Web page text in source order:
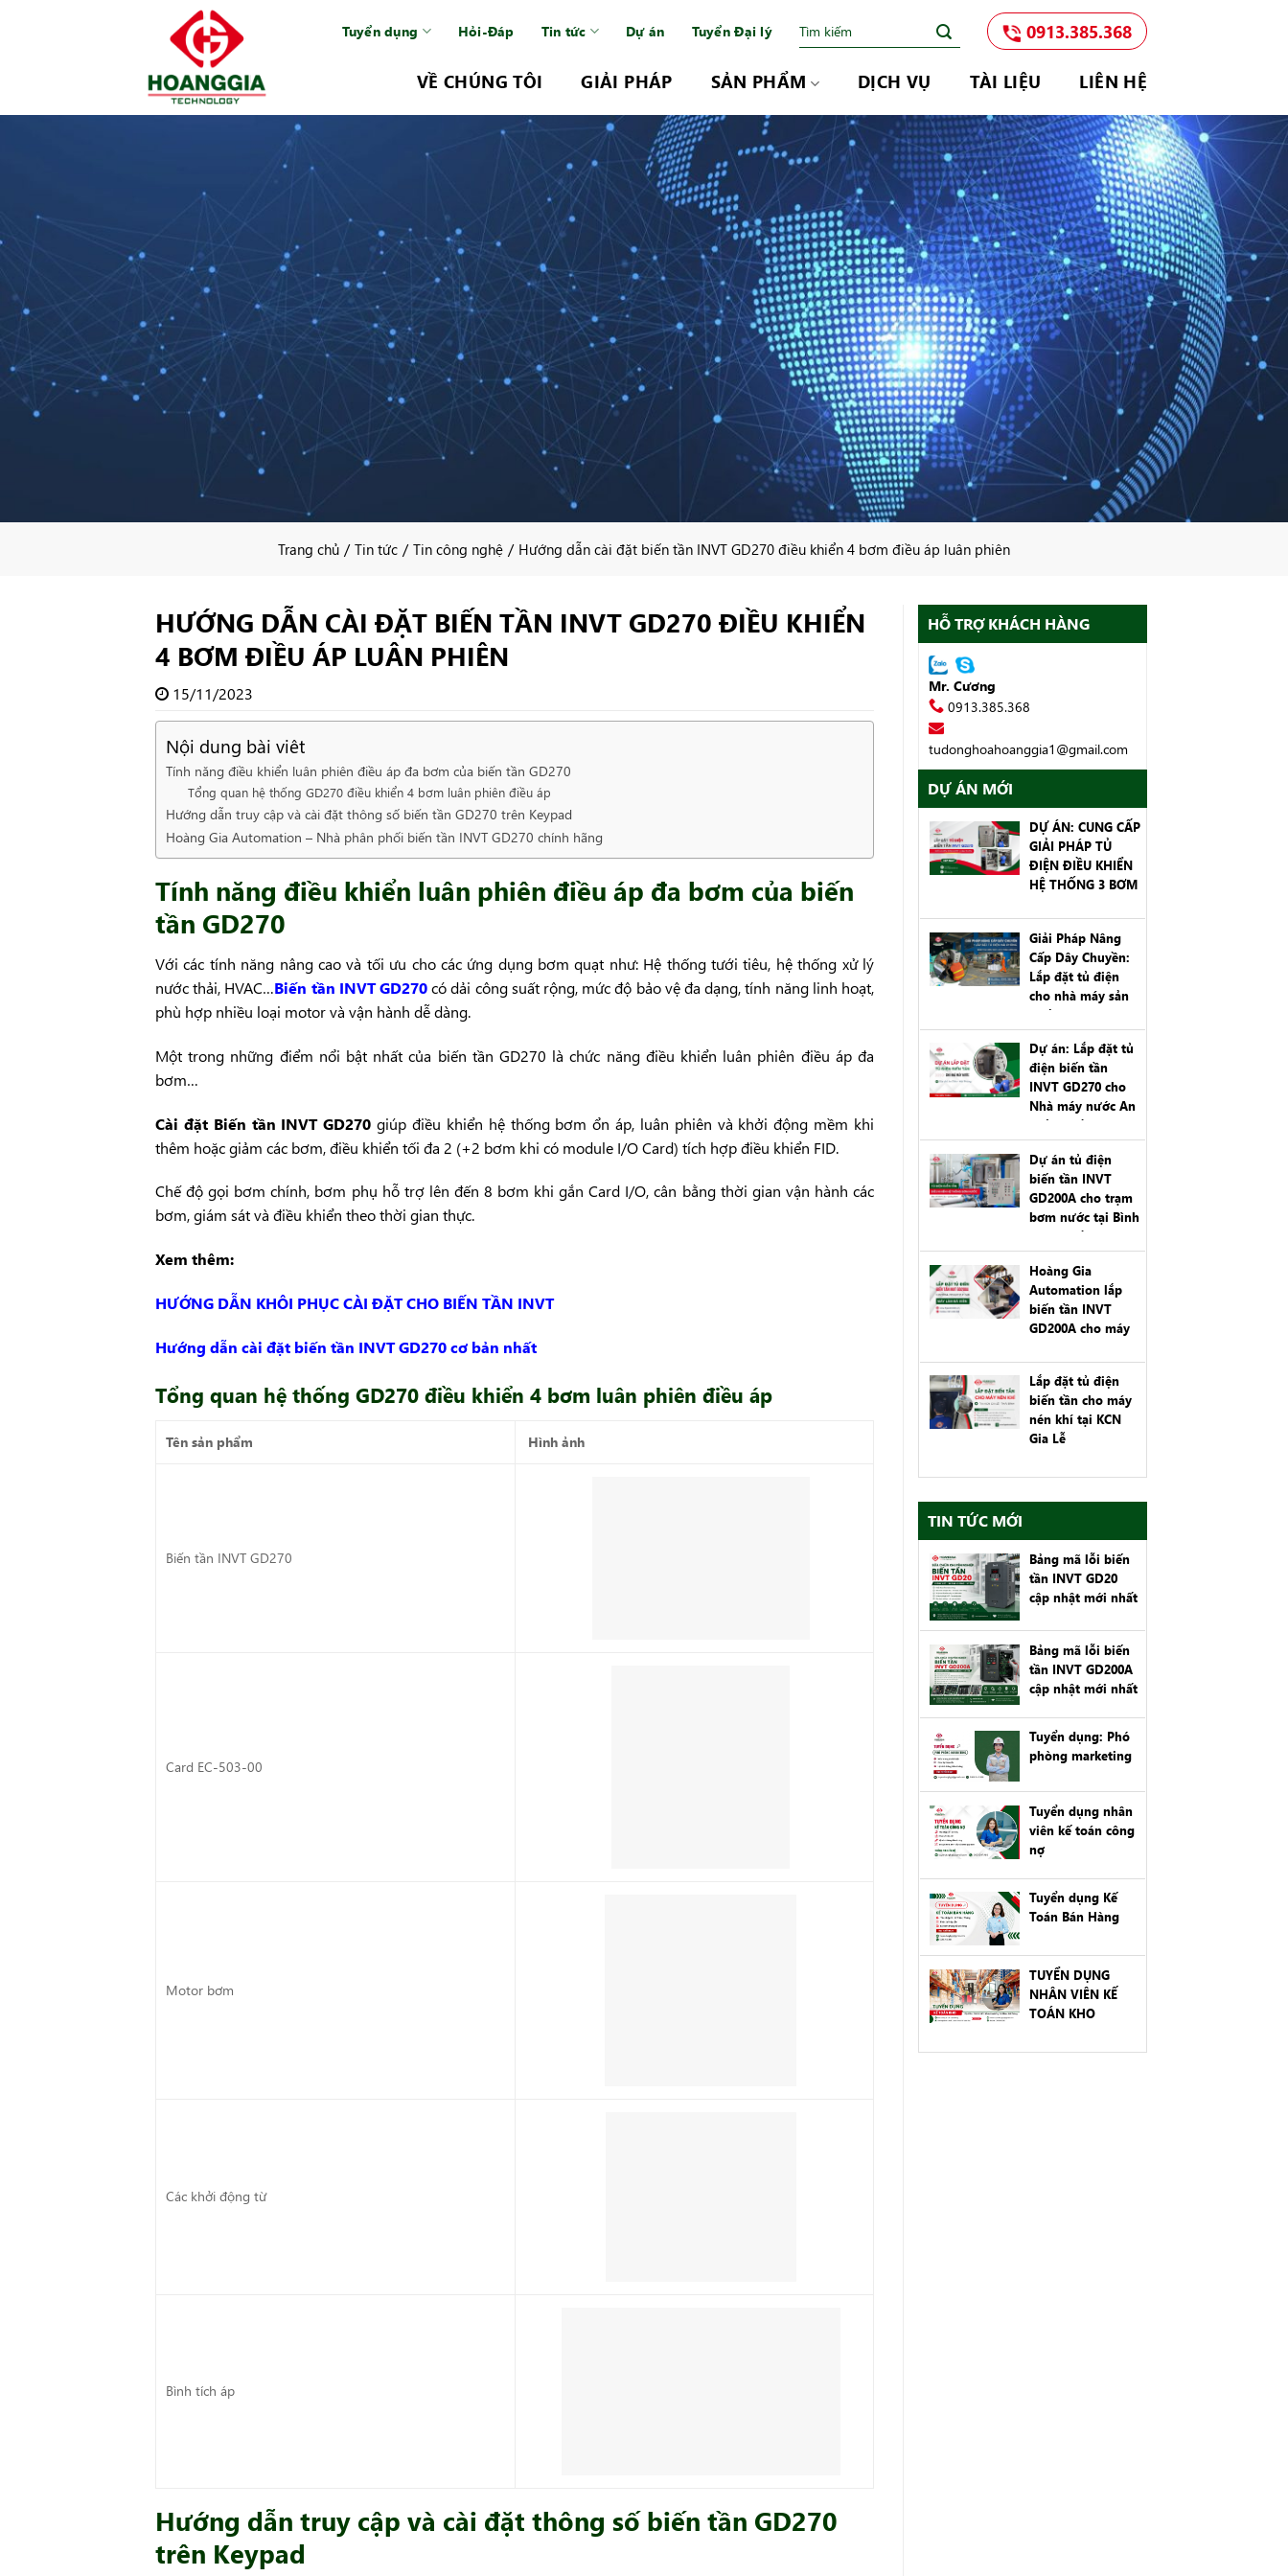
Tuyển dụng Hỏi-Đáp Tin tức Dự án Tuyển Đại lý 0913.385.368
VỀ CHÚNG TÔI GIẢI PHÁP SẢN PHẨM DỊCH VỤ TÀI LIỆU LIÊN HỆ
Trang chủ / Tin tức / Tin công nghệ / Hướng dẫn cài đặt biến tần INVT GD270 điều khiển 4 bơm điều áp luân phiên
HƯỚNG DẪN CÀI ĐẶT BIẾN TẦN INVT GD270 ĐIỀU KHIỂN
4 BƠM ĐIỀU ÁP LUÂN PHIÊN
15/11/2023
Nội dung bài viêt
Tính năng điều khiển luân phiên điều áp đa bơm của biến tần GD270
Tổng quan hệ thống GD270 điều khiển 4 bơm luân phiên điều áp
Hướng dẫn truy cập và cài đặt thông số biến tần GD270 trên Keypad
Hoàng Gia Automation – Nhà phân phối biến tần INVT GD270 chính hãng
Tính năng điều khiển luân phiên điều áp đa bơm của biến
tần GD270
Với các tính năng nâng cao và tối ưu cho các ứng dụng bơm quạt như: Hệ thống tưới tiêu, hệ thống xử lý
nước thải, HVAC…Biến tần INVT GD270có dải công suất rộng, mức độ bảo vệ đa dạng, tính năng linh hoạt,
phù hợp nhiều loại motor và vận hành dễ dàng.
Một trong những điểm nổi bật nhất của biến tần GD270 là chức năng điều khiển luân phiên điều áp đa
bơm…
Cài đặt Biến tần INVT GD270 giúp điều khiển hệ thống bơm ổn áp, luân phiên và khởi động mềm khi
thêm hoặc giảm các bơm, điều khiển tối đa 2 (+2 bơm khi có module I/O Card) tích hợp điều khiển FID.
Chế độ gọi bơm chính, bơm phụ hỗ trợ lên đến 8 bơm khi gắn Card I/O, cân bằng thời gian vận hành các
bơm, giám sát và điều khiển theo thời gian thực.
Xem thêm:
HƯỚNG DẪN KHÔI PHỤC CÀI ĐẶT CHO BIẾN TẦN INVT
Hướng dẫn cài đặt biến tần INVT GD270 cơ bản nhất
Tổng quan hệ thống GD270 điều khiển 4 bơm luân phiên điều áp
Tên sản phẩm Hình ảnh
Biến tần INVT GD270
Card EC-503-00
Motor bơm
Các khởi động từ
Bình tích áp
Hướng dẫn truy cập và cài đặt thông số biến tần GD270
trên Keypad
HỖ TRỢ KHÁCH HÀNG
Mr. Cương
0913.385.368
tudonghoahoanggia1@gmail.com
DỰ ÁN MỚI
DỰ ÁN: CUNG CẤP
GIẢI PHÁP TỦ
ĐIỆN ĐIỀU KHIỂN
HỆ THỐNG 3 BƠM
CẨM VĂN, HẢI
PHÒNG
Giải Pháp Nâng
Cấp Dây Chuyền:
Lắp đặt tủ điện
cho nhà máy sản
xuất cám Con Cò
tại Hải Phòng
Dự án: Lắp đặt tủ
điện biến tần
INVT GD270 cho
Nhà máy nước An
Tiến – Hải Phòng
Dự án tủ điện
biến tần INVT
GD200A cho trạm
bơm nước tại Bình
Liêu, Quảng Ninh
Hoàng Gia
Automation lắp
biến tần INVT
GD200A cho máy
Kiến Thụy, Hải
Phòng
Lắp đặt tủ điện
biến tần cho máy
nén khí tại KCN
Gia Lễ
TIN TỨC MỚI
Bảng mã lỗi biến
tần INVT GD20
cập nhật mới nhất
Bảng mã lỗi biến
tần INVT GD200A
cập nhật mới nhất
Tuyển dụng: Phó
phòng marketing
Tuyển dụng nhân
viên kế toán công
nợ
Tuyển dụng Kế
Toán Bán Hàng
TUYỂN DỤNG
NHÂN VIÊN KẾ
TOÁN KHO